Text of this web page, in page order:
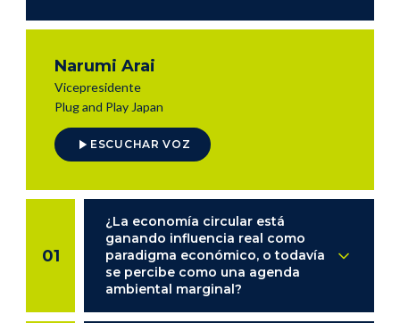
Narumi Arai
Vicepresidente
Plug and Play Japan
ESCUCHAR VOZ
01
¿La economía circular está
ganando influencia real como
paradigma económico, o todavía
se percibe como una agenda
ambiental marginal?